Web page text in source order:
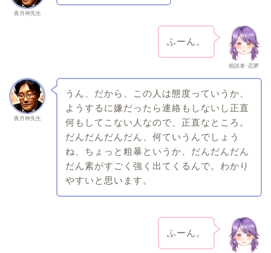
夜月神先生
相談者･恋夢
ふーん。
夜月神先生
うん、だから、この人は態度っていうか、
ようするに嫌だったら連絡もしないし正直
何もしてこない人なので、正直なところ。
だんだんだんだん、何ていうんでしょう
ね、ちょっと粗暴というか、だんだんだん
だん素がすごく強く出てくるんで。わかり
やすいと思います。
ふーん。